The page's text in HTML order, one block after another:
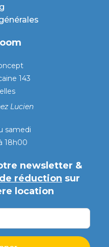
143
Lucien
samedi
18h00
newsletter &
réduction sur
location